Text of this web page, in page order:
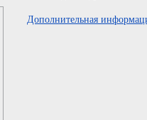
Дополнительная